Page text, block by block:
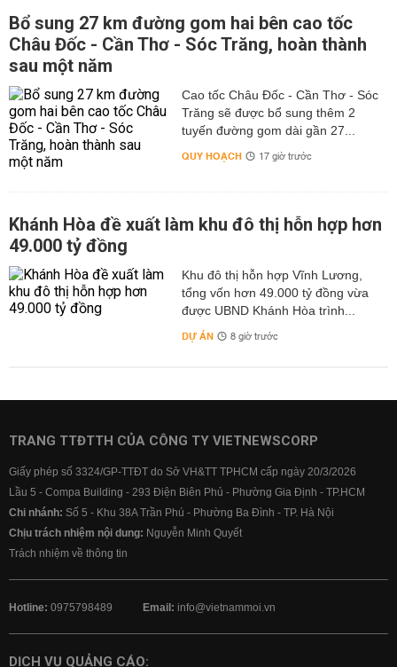
Bổ sung 27 km đường gom hai bên cao tốc
Châu Đốc - Cần Thơ - Sóc Trăng, hoàn thành
sau một năm
Cao tốc Châu Đốc - Cần Thơ - Sóc
Trăng sẽ được bổ sung thêm 2
tuyến đường gom dài gần 27...
QUY HOẠCH 17 giờ trước
Khánh Hòa đề xuất làm khu đô thị hỗn hợp hơn
49.000 tỷ đồng
Khu đô thị hỗn hợp Vĩnh Lương,
tổng vốn hơn 49.000 tỷ đồng vừa
được UBND Khánh Hòa trình...
DỰ ÁN 8 giờ trước
TRANG TTĐTTH CỦA CÔNG TY VIETNEWSCORP
Giấy phép số 3324/GP-TTĐT do Sở VH&TT TPHCM cấp ngày 20/3/2026
Lầu 5 - Compa Building - 293 Điện Biên Phủ - Phường Gia Định - TP.HCM
Chi nhánh: Số 5 - Khu 38A Trần Phú - Phường Ba Đình - TP. Hà Nội
Chịu trách nhiệm nội dung: Nguyễn Minh Quyết
Trách nhiệm về thông tin
Hotline: 0975798489 Email: info@vietnammoi.vn
DỊCH VỤ QUẢNG CÁO: